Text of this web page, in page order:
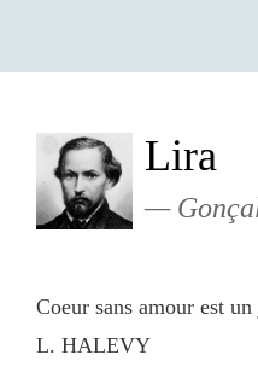
Lira
Coeur sans amour est
L. HALEVY